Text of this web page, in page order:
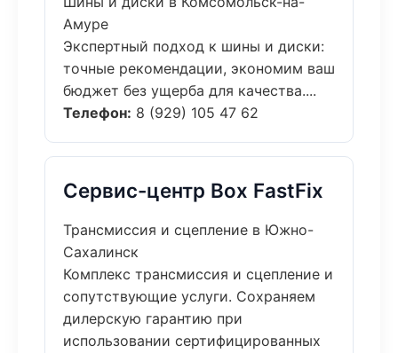
Амуре
Экспертный подход к шины и диски:
точные рекомендации, экономим ваш
бюджет без ущерба для качества....
Телефон: 8 (929) 105 47 62
Сервис-центр Box FastFix
Трансмиссия и сцепление в Южно-
Сахалинск
Комплекс трансмиссия и сцепление и
сопутствующие услуги. Сохраняем
дилерскую гарантию при
использовании сертифицированных